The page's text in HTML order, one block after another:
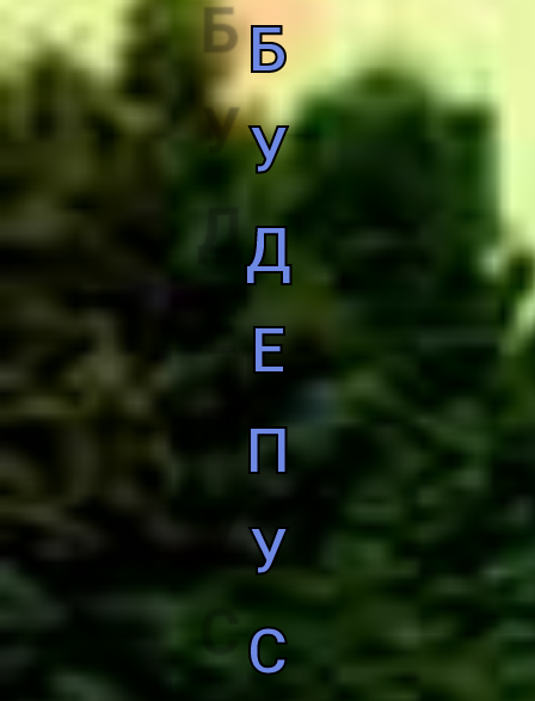
Б
У
Д
Е
П
У
С